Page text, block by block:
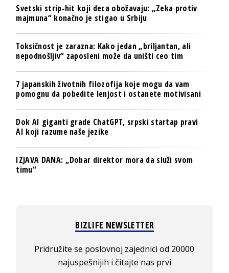
Svetski strip-hit koji deca obožavaju: „Zeka protiv
majmuna“ konačno je stigao u Srbiju
Toksičnost je zarazna: Kako jedan „briljantan, ali
nepodnošljiv“ zaposleni može da uništi ceo tim
7 japanskih životnih filozofija koje mogu da vam
pomognu da pobedite lenjost i ostanete motivisani
Dok AI giganti grade ChatGPT, srpski startap pravi
AI koji razume naše jezike
IZJAVA DANA: „Dobar direktor mora da služi svom
timu“
BIZLIFE NEWSLETTER
Pridružite se poslovnoj zajednici od 20000
najuspešnijih i čitajte nas prvi